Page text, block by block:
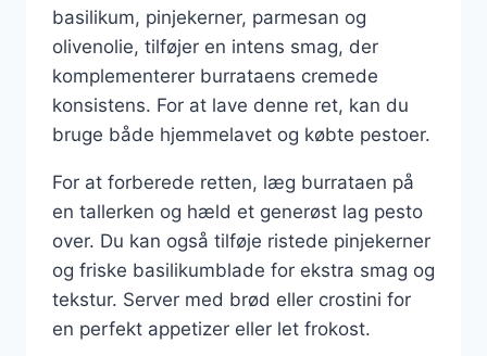
basilikum, pinjekerner, parmesan og
olivenolie, tilføjer en intens smag, der
komplementerer burrataens cremede
konsistens. For at lave denne ret, kan du
bruge både hjemmelavet og købte pestoer.
For at forberede retten, læg burrataen på
en tallerken og hæld et generøst lag pesto
over. Du kan også tilføje ristede pinjekerner
og friske basilikumblade for ekstra smag og
tekstur. Server med brød eller crostini for
en perfekt appetizer eller let frokost.